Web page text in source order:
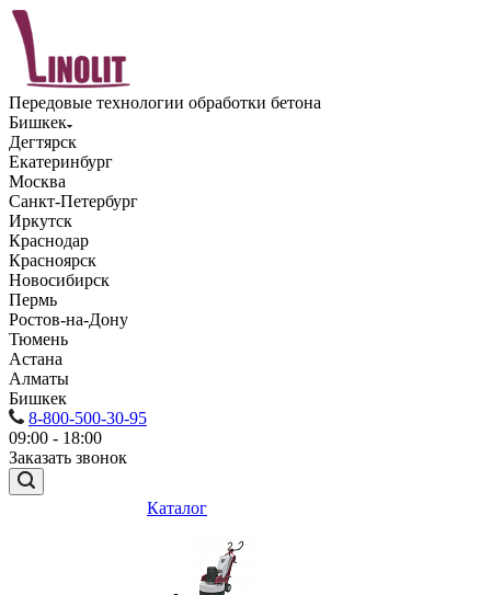
Передовые технологии обработки бетона
Бишкек
Дегтярск
Екатеринбург
Москва
Санкт-Петербург
Иркутск
Краснодар
Красноярск
Новосибирск
Пермь
Ростов-на-Дону
Тюмень
Астана
Алматы
Бишкек
8-800-500-30-95
09:00 - 18:00
Заказать звонок
Каталог